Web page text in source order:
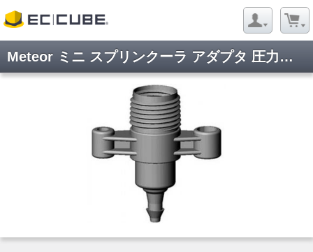
Meteor ミニ スプリンクーラ アダプタ 圧力調整付き
ようこそ ゲストさん
新規会員登録
当サイトについて お問い合わせ
特定商取引に関する表記 プライバシーポリシー